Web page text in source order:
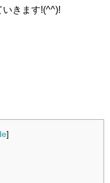
きます!(^^)!
]